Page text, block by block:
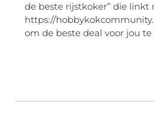
de beste rijstkoker” die linkt
https://
om de beste deal voor jou te